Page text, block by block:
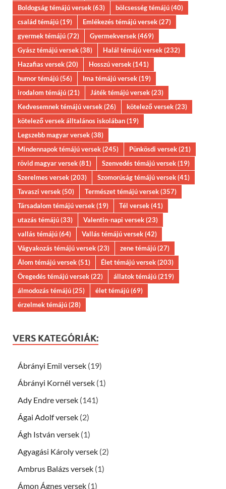
Boldogság témájú versek(63) bölcsesség témájú(40)
család témájú(19) Emlékezés témájú versek(27)
gyermek témájú(72) Gyermekversek(469)
Gyász témájú versek(38) Halál témájú versek(232)
Hazafias versek(20) Hosszú versek(141)
humor témájú(56) Ima témájú versek(19)
irodalom témájú(21) Játék témájú versek(23)
Kedvesemnek témájú versek(26) kötelező versek(23)
kötelező versek álltalános iskolában(19)
Legszebb magyar versek(38)
Mindennapok témájú versek(245) Pünkösdi versek(21)
rövid magyar versek(81) Szenvedés témájú versek(19)
Szerelmes versek(203) Szomorúság témájú versek(41)
Tavaszi versek(50) Természet témájú versek(357)
Társadalom témájú versek(19) Tél versek(41)
utazás témájú(33) Valentin-napi versek(23)
vallás témájú(64) Vallás témájú versek(42)
Vágyakozás témájú versek(23) zene témájú(27)
Álom témájú versek(51) Élet témájú versek(203)
Öregedés témájú versek(22) állatok témájú(219)
álmodozás témájú(25) élet témájú(69)
érzelmek témájú(28)
VERS KATEGÓRIÁK:
Ábrányi Emil versek (19)
Ábrányi Kornél versek (1)
Ady Endre versek (141)
Ágai Adolf versek (2)
Ágh István versek (1)
Agyagási Károly versek (2)
Ambrus Balázs versek (1)
Ámon Ágnes versek (1)